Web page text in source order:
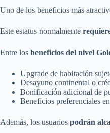
Uno de los beneficios más
Este estatus normalmente
Entre los beneficios del nivel
Upgrade de habitación
Desayuno continental o
Bonificación adicional de
Beneficios preferenciales
Además, los usuarios podrán